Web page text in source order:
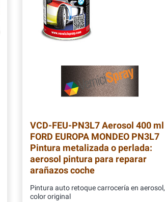
VCD-FEU-PN3L7Aerosol 400 ml
FORD EUROPA MONDEO PN3L7
Pintura metalizada o perlada:
aerosol pintura para reparar
arañazos coche
Pintura auto retoque carrocería en aerosol,
color original